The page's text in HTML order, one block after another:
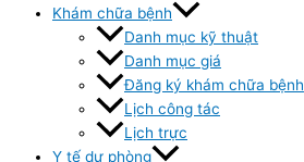
Khám chữa bệnh
Danh mục kỹ thuật
Danh mục giá
Đăng ký khám chữa bệnh
Lịch công tác
Lịch trực
Y tế dự phòng